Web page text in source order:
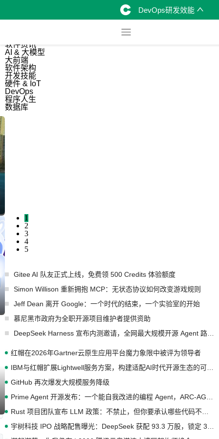
DevOps研发效能
软件资讯
AI & 大模型
大前端
软件架构
开发技能
硬件 & IoT
DevOps
程序人生
数据库
1
2
3
4
5
Gitee AI 队友正式上线，免费领 500 Credits 体验额度
Simon Willison 重新拥抱 MCP：无状态协议如何改变游戏规则
Jeff Dean 离开 Google：一个时代的结束，一个实验室的开始
慕尼黑市政府为全职开源项目维护者提供资助
红帽在2026年Gartner云原生应用平台魔力象限中被评为领导者
GitHub 再次爆发大规模服务降级